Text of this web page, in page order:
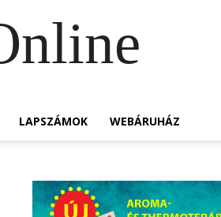
LAPSZÁMOK WEBÁRUHÁZ